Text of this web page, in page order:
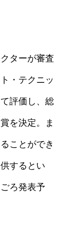
ターが審査
・テクニッ
評価し、総
を決定。ま
ことができ
するとい
ろ発表予